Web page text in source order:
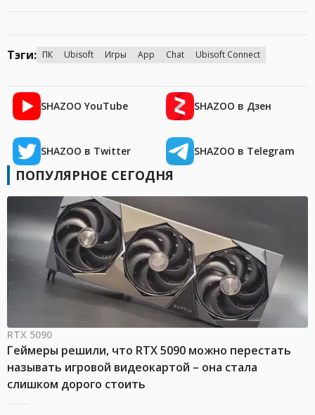
Тэги: ПК Ubisoft Игры App Chat Ubisoft Connect
SHAZOO YouTube SHAZOO в Дзен
SHAZOO в Twitter SHAZOO в Telegram
ПОПУЛЯРНОЕ СЕГОДНЯ
RTX 5090
Геймеры решили, что RTX 5090 можно перестать
называть игровой видеокартой – она стала
слишком дорого стоить